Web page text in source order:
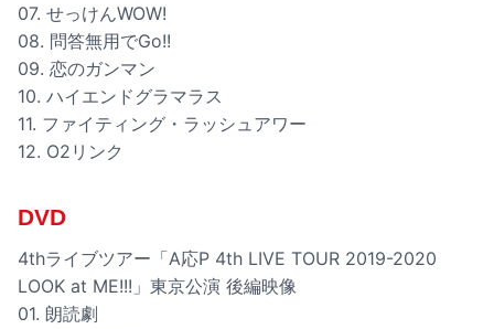
07. せっけんWOW!
08. 問答無用でGo!!
09. 恋のガンマン
10. ハイエンドグラマラス
11. ファイティング・ラッシュアワー
12. O2リンク
DVD
4thライブツアー「A応P 4th LIVE TOUR 2019-2020
LOOK at ME!!!」東京公演 後編映像
01. 朗読劇